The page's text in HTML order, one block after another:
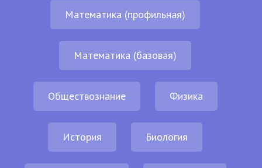
Математика (профильная)
Математика (базовая)
Обществознание Физика
История Биология